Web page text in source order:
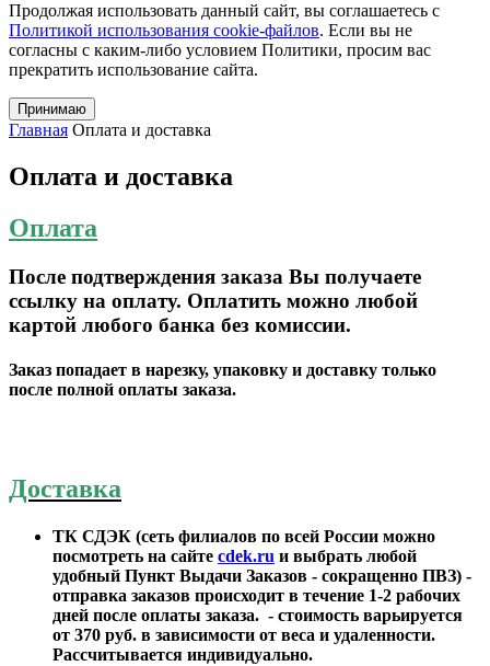
Продолжая использовать данный сайт, вы соглашаетесь с
Политикой использования cookie-файлов. Если вы не
согласны с каким-либо условием Политики, просим вас
прекратить использование сайта.
Принимаю
Главная Оплата и доставка
Оплата и доставка
Оплата
После подтверждения заказа Вы получаете
ссылку на оплату. Оплатить можно любой
картой любого банка без комиссии.
Заказ попадает в нарезку, упаковку и доставку только
после полной оплаты заказа.
Доставка
ТК СДЭК (сеть филиалов по всей России можно
посмотреть на сайте cdek.ru и выбрать любой
удобный Пункт Выдачи Заказов - сокращенно ПВЗ) -
отправка заказов происходит в течение 1-2 рабочих
дней после оплаты заказа. - стоимость варьируется
от 370 руб. в зависимости от веса и удаленности.
Рассчитывается индивидуально.